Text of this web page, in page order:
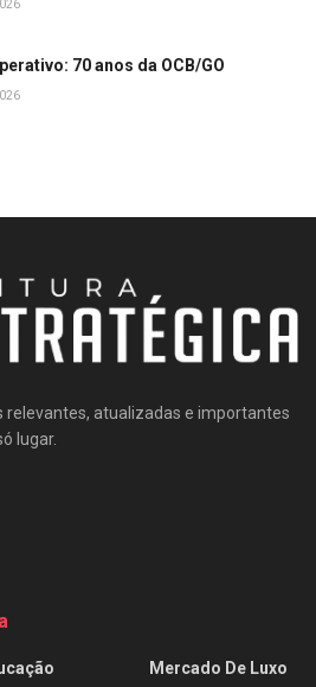
70 anos da OCB/GO
relevantes, atualizadas e importantes
lugar.
Mercado De Luxo